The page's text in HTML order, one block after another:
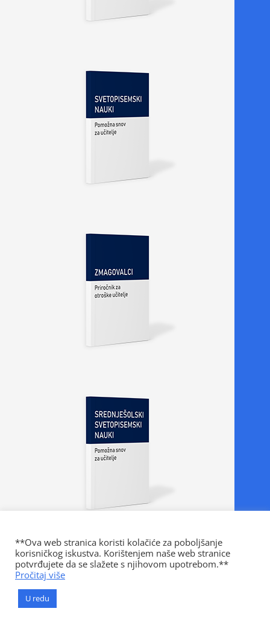
Naše verovanje
Verovanje adventistov naj bi prežemalo celotno
**Ova web stranica koristi kolačiće za poboljšanje
korisničkog iskustva. Korištenjem naše web stranice
potvrđujete da se slažete s njihovom upotrebom.**
Pročitaj više
U redu